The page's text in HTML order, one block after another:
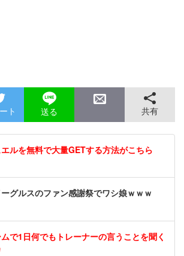
ト 送る 共有
エルを無料で大量GETする方法がこちら
ーグルスのファン感謝祭でワシ娘ｗｗｗ
ムで1日何でもトレーナーの言うことを聞く